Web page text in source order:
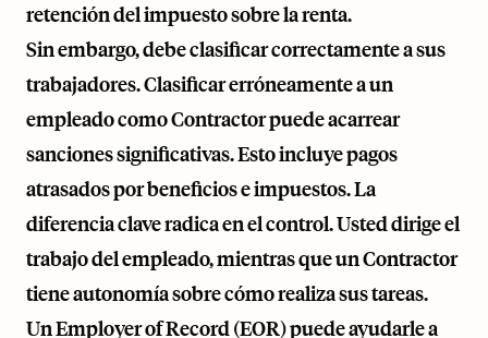
retención del impuesto sobre la renta.
Sin embargo, debe clasificar correctamente a sus
trabajadores. Clasificar erróneamente a un
empleado como Contractor puede acarrear
sanciones significativas. Esto incluye pagos
atrasados por beneficios e impuestos. La
diferencia clave radica en el control. Usted dirige el
trabajo del empleado, mientras que un Contractor
tiene autonomía sobre cómo realiza sus tareas.
Un Employer of Record (EOR) puede ayudarle a